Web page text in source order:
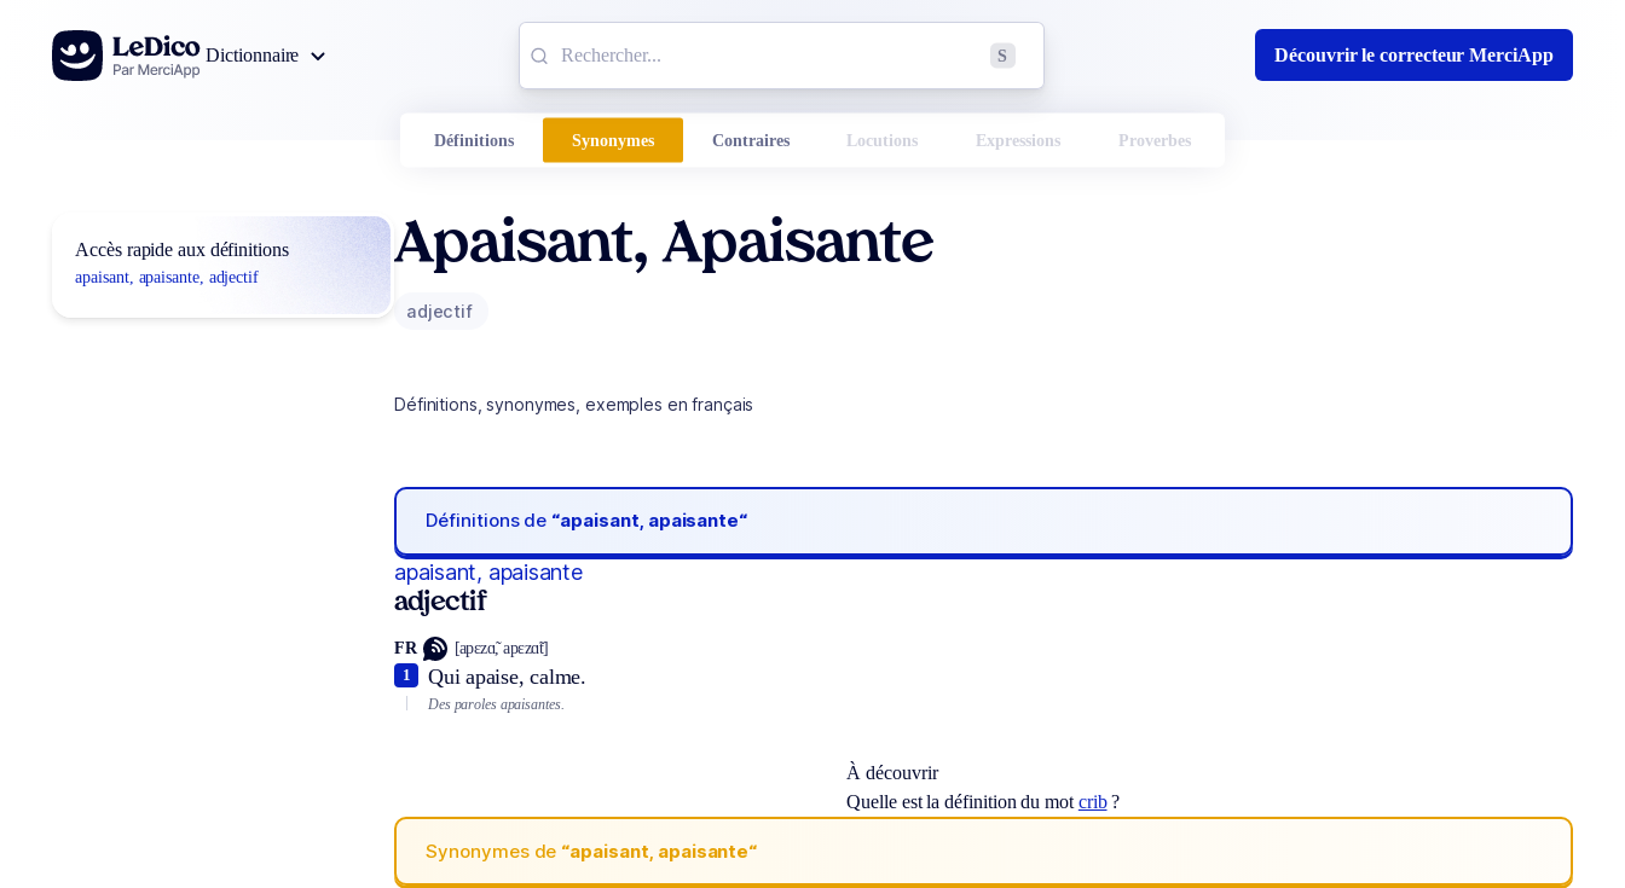
Aller au contenu
Dictionnaire
S Découvrir le correcteur MerciApp
Définitions Synonymes Contraires Locutions Expressions Proverbes
Accès rapide aux définitions
apaisant, apaisante, adjectif
Apaisant, Apaisante
adjectif
Définitions, synonymes, exemples en français
Définitions de “apaisant, apaisante“
apaisant, apaisante
adjectif
FR [apɛzɑ̃, apɛzɑ̃t]
Qui apaise, calme.
1
Des paroles apaisantes.
À découvrir
Quelle est la définition du mot crib?
Synonymes de “apaisant, apaisante“